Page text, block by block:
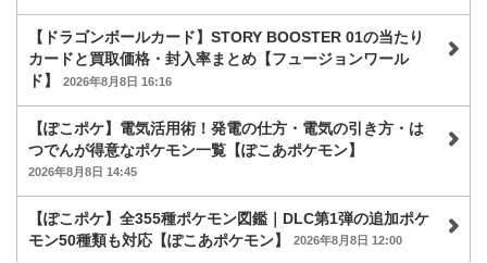
【ドラゴンボールカード】STORY BOOSTER 01の当たり
カードと買取価格・封入率まとめ【フュージョンワール
ド】
2026年8月8日 16:16
【ぽこポケ】電気活用術！発電の仕方・電気の引き方・は
つでんが得意なポケモン一覧【ぽこあポケモン】
2026年8月8日 14:45
【ぽこポケ】全355種ポケモン図鑑｜DLC第1弾の追加ポケ
モン50種類も対応【ぽこあポケモン】
2026年8月8日 12:00